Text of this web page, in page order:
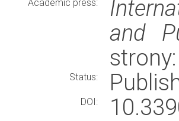
Academic press:
and
Status:
DOI: